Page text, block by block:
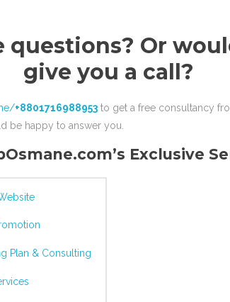
questions? Or
give you a call?
+8801716988953 to get a free consultancy
be happy to answer you.
Exclusive
Plan & Consulting